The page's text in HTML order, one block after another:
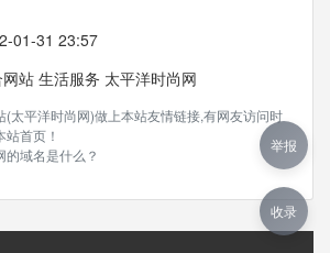
01-31 23:57
站 生活服务 太平洋时尚网
(太平洋时尚网)做上本站友情链接,有网友访问时
首页！
域名是什么？
举报
收录